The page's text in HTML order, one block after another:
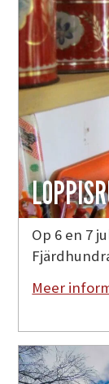
Op 6 en 7
Meer